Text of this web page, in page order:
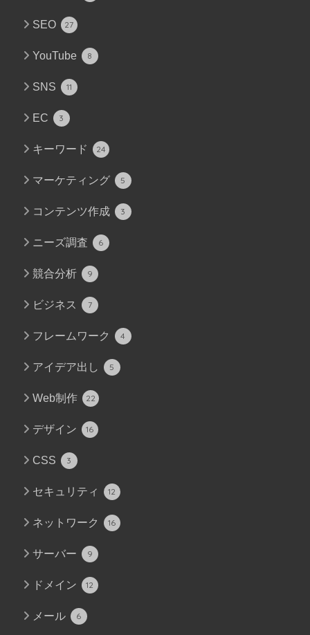
SEO 27
YouTube 8
SNS 11
EC 3
キーワード 24
マーケティング 5
コンテンツ作成 3
ニーズ調査 6
競合分析 9
ビジネス 7
フレームワーク 4
アイデア出し 5
Web制作 22
デザイン 16
CSS 3
セキュリティ 12
ネットワーク 16
サーバー 9
ドメイン 12
メール 6